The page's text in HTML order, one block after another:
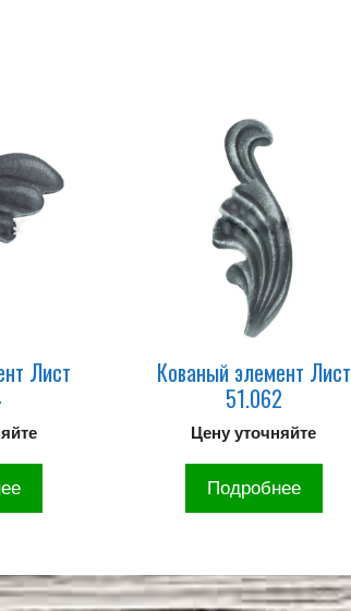
Лист
Кованый элемент Лист
51.062
Цену уточняйте
Подробнее